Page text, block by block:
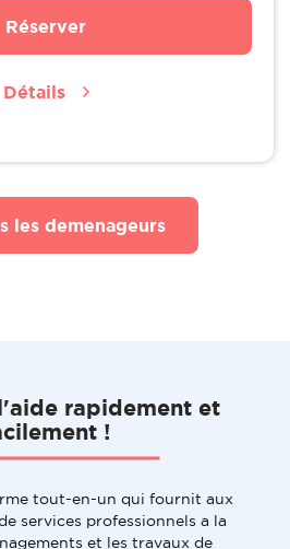
Réserver
Détails
les demenageurs
rapidement et
!
tout-en-un qui fournit aux
services professionnels a la
et les travaux de